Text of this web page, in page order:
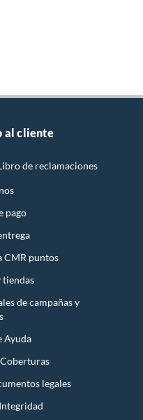
al cliente
de reclamaciones
pago
CMR puntos
de campañas y
Ayuda
legales